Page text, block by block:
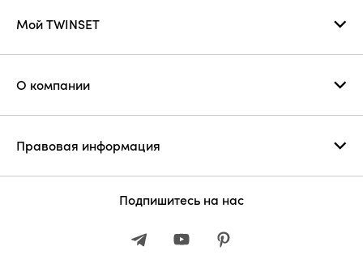
Мой TWINSET
О компании
Правовая информация
Подпишитесь на нас